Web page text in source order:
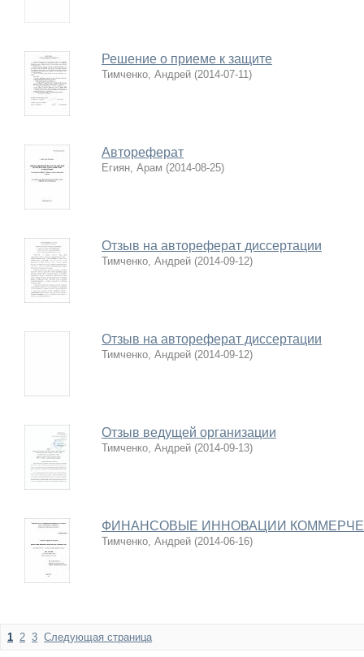
Решение о приеме к защите
Тимченко, Андрей (2014-07-11)
Автореферат
Егиян, Арам (2014-08-25)
Отзыв на автореферат диссертации
Тимченко, Андрей (2014-09-12)
Отзыв на автореферат диссертации
Тимченко, Андрей (2014-09-12)
Отзыв ведущей организации
Тимченко, Андрей (2014-09-13)
ФИНАНСОВЫЕ ИННОВАЦИИ
Тимченко, Андрей (2014-06-16)
1 2 3 Следующая страница